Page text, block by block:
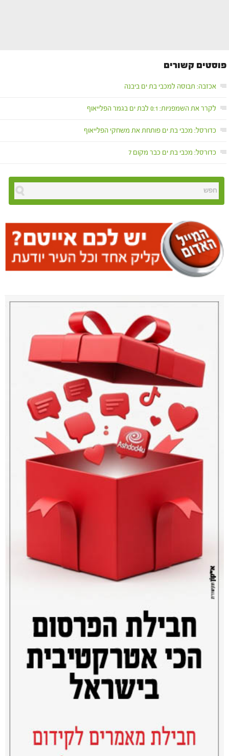
פוסטים קשורים
אכזבה: תבוסה למכבי בת ים ביבנה
לקרר את השמפניות: 0:1 לבת ים בגמר הפלייאוף
כדורסל: מכבי בת ים פותחת את משחקי הפלייאוף
כדורסל: מכבי בת ים כבר מקום 7